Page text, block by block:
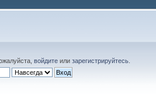
войдитеили зарегистрируйтесь.